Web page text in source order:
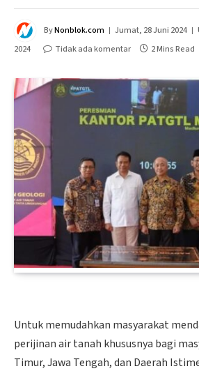
ByNonblok.com Jumat, 28 Juni 2024
2024
Tidak ada komentar 2 Mins Read
Untuk memudahkan masyarakat
perijinan air tanah khususnya bagi
Timur, Jawa Tengah, dan Daerah